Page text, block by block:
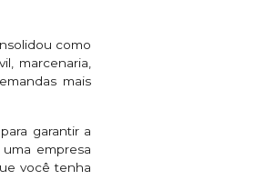
como
marcenaria,
mais
garantir a
empresa
você tenha